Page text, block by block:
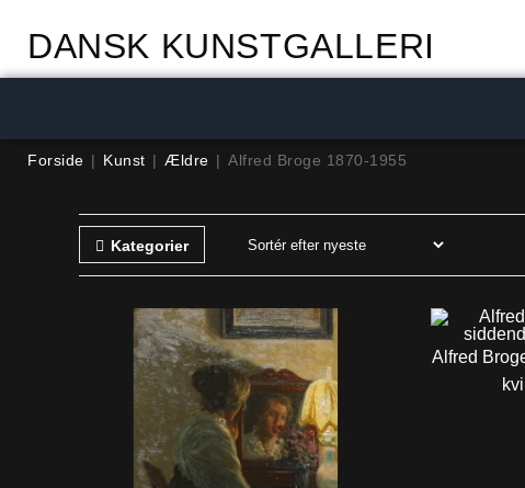
DANSK KUNSTGALLERI
Forside | Kunst | Ældre | Alfred Broge 1870-1955
Kategorier
Alfred